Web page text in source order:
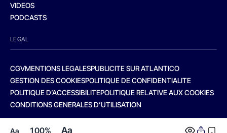
Aa 100% Aa
VIDEOS
PODCASTS
LEGAL
CGVMENTIONS LEGALESPUBLICITE SUR ATLANTICO
GESTION DES COOKIESPOLITIQUE DE CONFIDENTIALITE
POLITIQUE D’ACCESSIBILITEPOLITIQUE RELATIVE AUX COOKIES
CONDITIONS GENERALES D’UTILISATION